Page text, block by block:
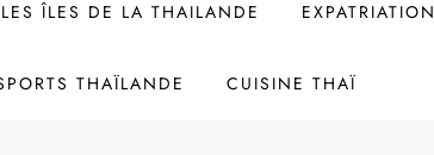
LES ÎLES DE LA THAILANDE EXPATRIATION
THAÏLANDE CUISINE THAÏ